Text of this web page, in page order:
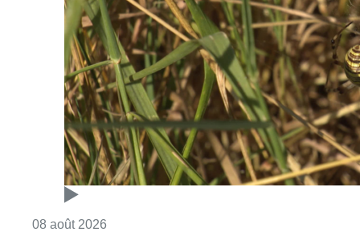
08 août 2026Consulter l'article "Au Moeraske, Bart
Marathon de contrôles de vitesse
ce week-end: “Une moto a été
flashée à 121 km/h sur l’avenue de
Tervuren”